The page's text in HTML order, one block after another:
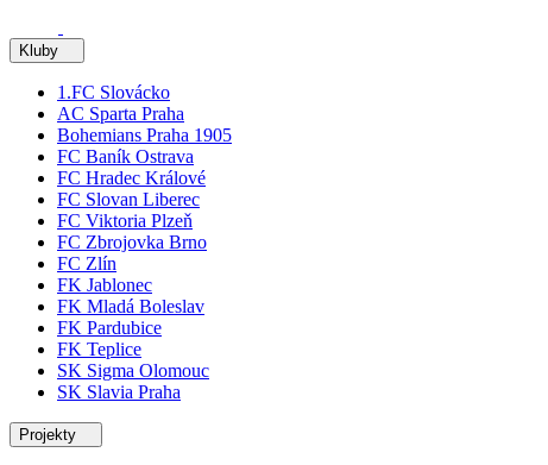
Kluby
1.FC Slovácko
AC Sparta Praha
Bohemians Praha 1905
FC Baník Ostrava
FC Hradec Králové
FC Slovan Liberec
FC Viktoria Plzeň
FC Zbrojovka Brno
FC Zlín
FK Jablonec
FK Mladá Boleslav
FK Pardubice
FK Teplice
SK Sigma Olomouc
SK Slavia Praha
Projekty